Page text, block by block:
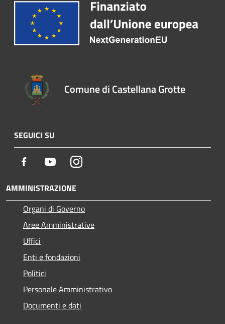
Comune di Castellana Grotte
SEGUICI SU
Facebook YoutubeInstagram
AMMINISTRAZIONE
Organi di Governo
Aree Amministrative
Uffici
Enti e fondazioni
Politici
Personale Amministrativo
Documenti e dati